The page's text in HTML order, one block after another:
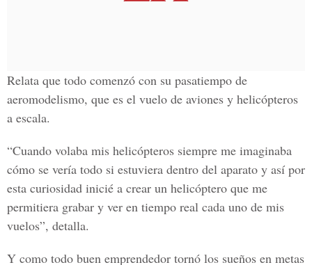
Relata que todo comenzó con su pasatiempo de
aeromodelismo, que es el vuelo de aviones y helicópteros
a escala.
“Cuando volaba mis helicópteros siempre me imaginaba
cómo se vería todo si estuviera dentro del aparato y así por
esta curiosidad inicié a crear un helicóptero que me
permitiera grabar y ver en tiempo real cada uno de mis
vuelos”, detalla.
Y como todo buen emprendedor tornó los sueños en metas